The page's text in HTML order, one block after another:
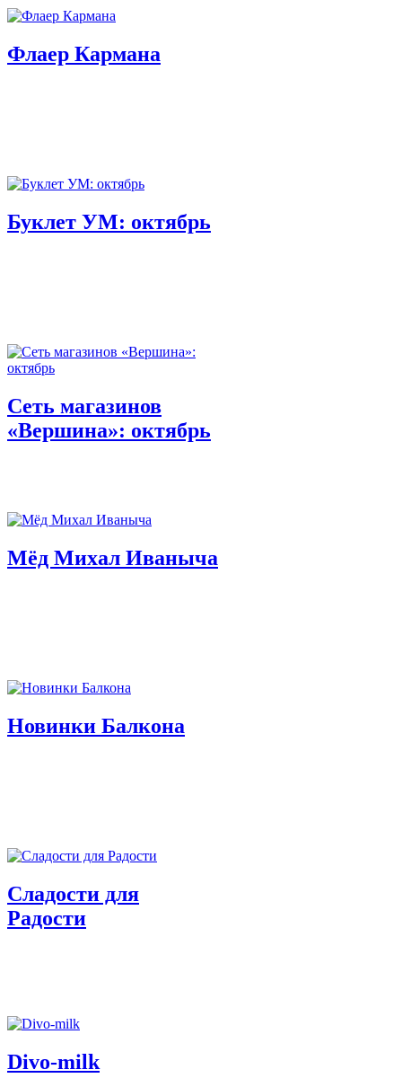
Флаер Кармана
Буклет УМ: октябрь
Сеть магазинов
«Вершина»: октябрь
Мёд Михал Иваныча
Новинки Балкона
Сладости для
Радости
Divo-milk